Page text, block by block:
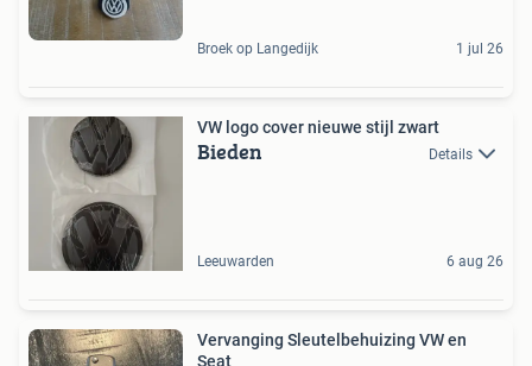
Broek op Langedijk 1 jul 26
VW logo cover nieuwe stijl zwart
Bieden Details
Leeuwarden 6 aug 26
Vervanging Sleutelbehuizing VW en
Seat